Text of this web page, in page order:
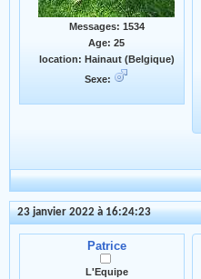
Messages: 1534
Age: 25
location: Hainaut (Belgique)
Sexe:
23 janvier 2022 à 16:24:23
Patrice
L'Equipe